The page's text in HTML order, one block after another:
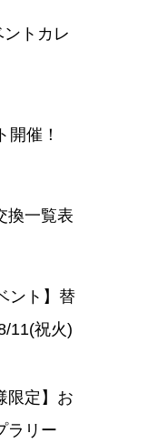
トカレ
開催！
換一覧表
ント】替
11(祝火)
限定】お
ラリー